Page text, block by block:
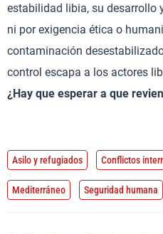
estabilidad libia, su desarrollo
ni por exigencia ética o
contaminación
control escapa a los actores
¿Hay que esperar a que
Asilo y refugiados Conflictos
Mediterráneo Seguridad humana